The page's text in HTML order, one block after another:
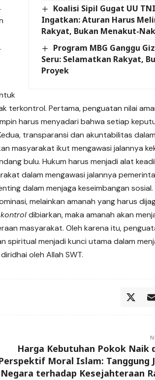
Koalisi Sipil Gugat UU
Ingatkan: Aturan Harus
Rakyat, Bukan Menakut-
Program MBG Ganggu
Seru: Selamatkan Rakyat,
Proyek
terkontrol. Pertama, penguatan nilai
harus menyadari bahwa setiap
transparansi dan akuntabilitas dalam
masyarakat ikut mengawasi jalannya
bulu. Hukum harus menjadi alat
dalam mengawasi jalannya
dalam menjaga keseimbangan sosial.
melainkan amanah yang harus
dibiarkan, maka amanah akan
masyarakat. Oleh karena itu,
spiritual menjadi kunci utama dalam
oleh Allah SWT.
Harga Kebutuhan Pokok Naik
Moral Islam: Tanggung
Negara terhadap Kesejahteraan